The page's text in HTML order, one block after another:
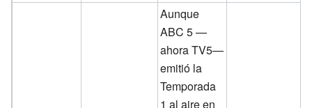
Aunque
ABC 5 —
ahora TV5—
emitió la
Temporada
1 al aire en